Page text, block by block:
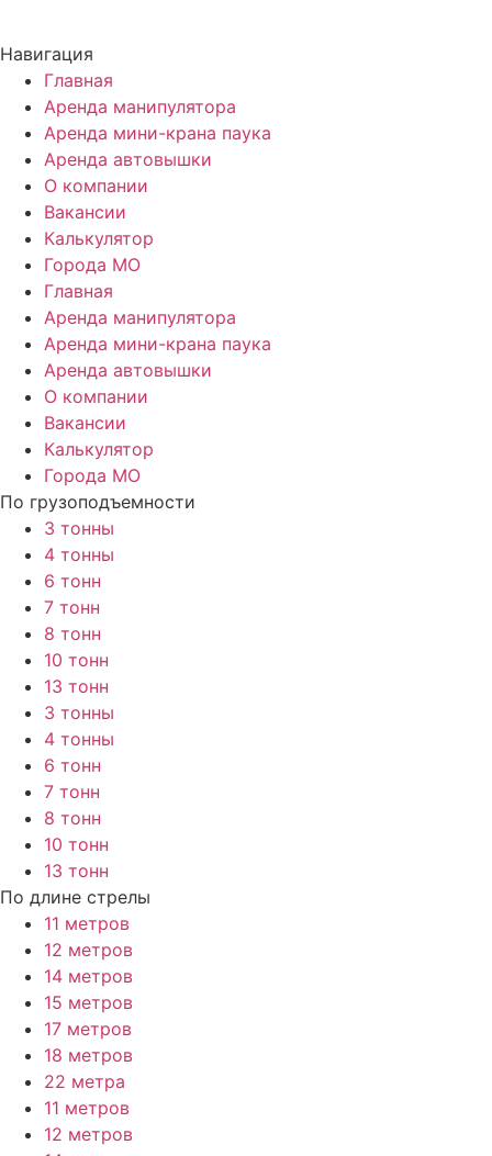
Навигация
Главная
Аренда манипулятора
Аренда мини-крана паука
Аренда автовышки
О компании
Вакансии
Калькулятор
Города МО
Главная
Аренда манипулятора
Аренда мини-крана паука
Аренда автовышки
О компании
Вакансии
Калькулятор
Города МО
По грузоподъемности
3 тонны
4 тонны
6 тонн
7 тонн
8 тонн
10 тонн
13 тонн
3 тонны
4 тонны
6 тонн
7 тонн
8 тонн
10 тонн
13 тонн
По длине стрелы
11 метров
12 метров
14 метров
15 метров
17 метров
18 метров
22 метра
11 метров
12 метров